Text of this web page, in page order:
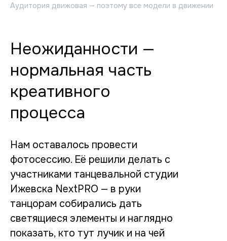
Аудитория движовая — поэтому все модели в движении
Неожиданности —
нормальная часть
креативного
процесса
Нам оставалось провести
фотосессию. Её решили делать с
участниками танцевальной студии
Ижевска NextPRO — в руки
танцорам собирались дать
светящиеся элементы и наглядно
показать, кто тут лучик и на чей